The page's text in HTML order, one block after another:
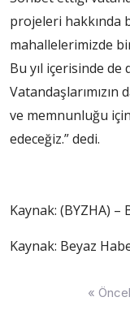
projeleri hakkında
mahallelerimizde
Bu yıl içerisinde de
ve memnunluğu
edeceğiz.” dedi.
Kaynak: (BYZHA) –
Kaynak: Beyaz
«